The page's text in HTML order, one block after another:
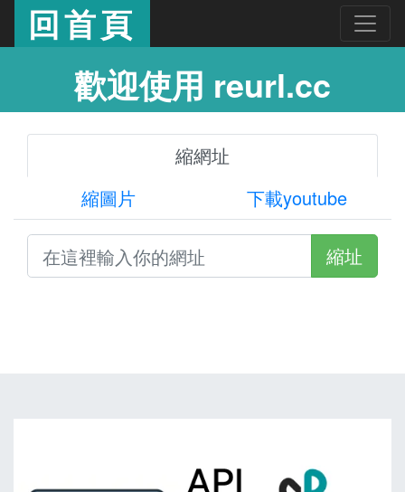
回首頁
歡迎使用 reurl.cc
縮網址
縮圖片
下載youtube
縮址